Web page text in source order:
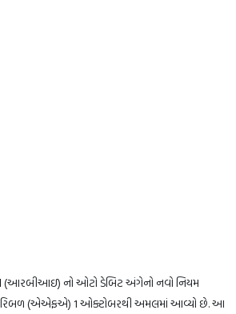
(આરબીઆઇ) નો ઓટો ડેબિટ અંગેનો નવો નિયમ
પરિબળ (એએફએ) 1 ઓક્ટોબરથી અમલમાં આવ્યો છે. આ